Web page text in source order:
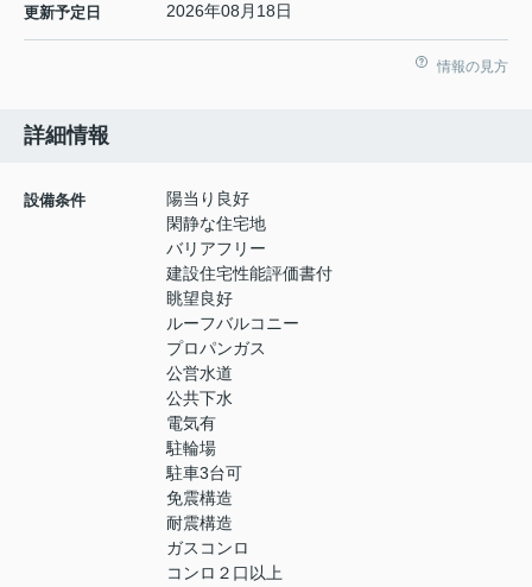
更新予定日 2026年08月18日
情報の見方
詳細情報
設備条件
陽当り良好
閑静な住宅地
バリアフリー
建設住宅性能評価書付
眺望良好
ルーフバルコニー
プロパンガス
公営水道
公共下水
電気有
駐輪場
駐車3台可
免震構造
耐震構造
ガスコンロ
コンロ２口以上